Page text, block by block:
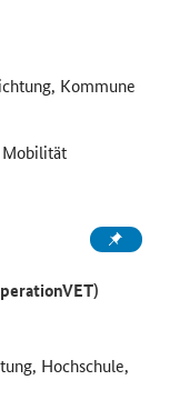
Kommune
Mobilität
Hochschule,